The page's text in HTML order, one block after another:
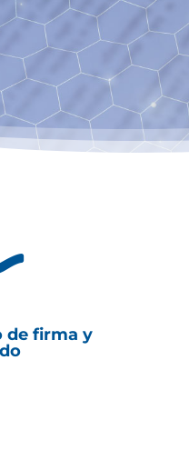
de firma y